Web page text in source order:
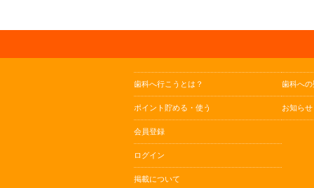
歯科へ行こうとは？
ポイント貯める・使う
会員登録
ログイン
掲載について
歯科へ
お知らせ